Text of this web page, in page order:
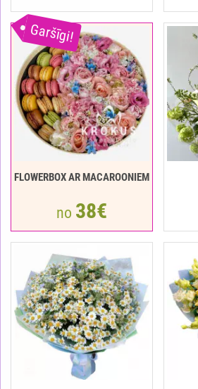
Garšīgi!
FLOWERBOX AR MACAROONIEM
no 38€